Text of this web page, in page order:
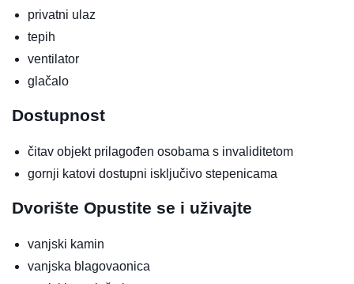
privatni ulaz
tepih
ventilator
glačalo
Dostupnost
čitav objekt prilagođen osobama s invaliditetom
gornji katovi dostupni isključivo stepenicama
Dvorište Opustite se i uživajte
vanjski kamin
vanjska blagovaonica